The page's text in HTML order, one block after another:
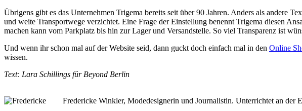
Übrigens gibt es das Unternehmen Trigema bereits seit über 90 Jahren. Anders als andere
und weite Transportwege verzichtet. Eine Frage der Einstellung benennt Trigema diesen
machen kann vom Parkplatz bis hin zur Lager und Versandstelle. So viel Transparenz ist
Und wenn ihr schon mal auf der Website seid, dann guckt doch einfach mal in den Online
wissen.
Text: Lara Schillings für Beyond Berlin
Fredericke Winkler, Modedesignerin und Journalistin. Unterrichtet an